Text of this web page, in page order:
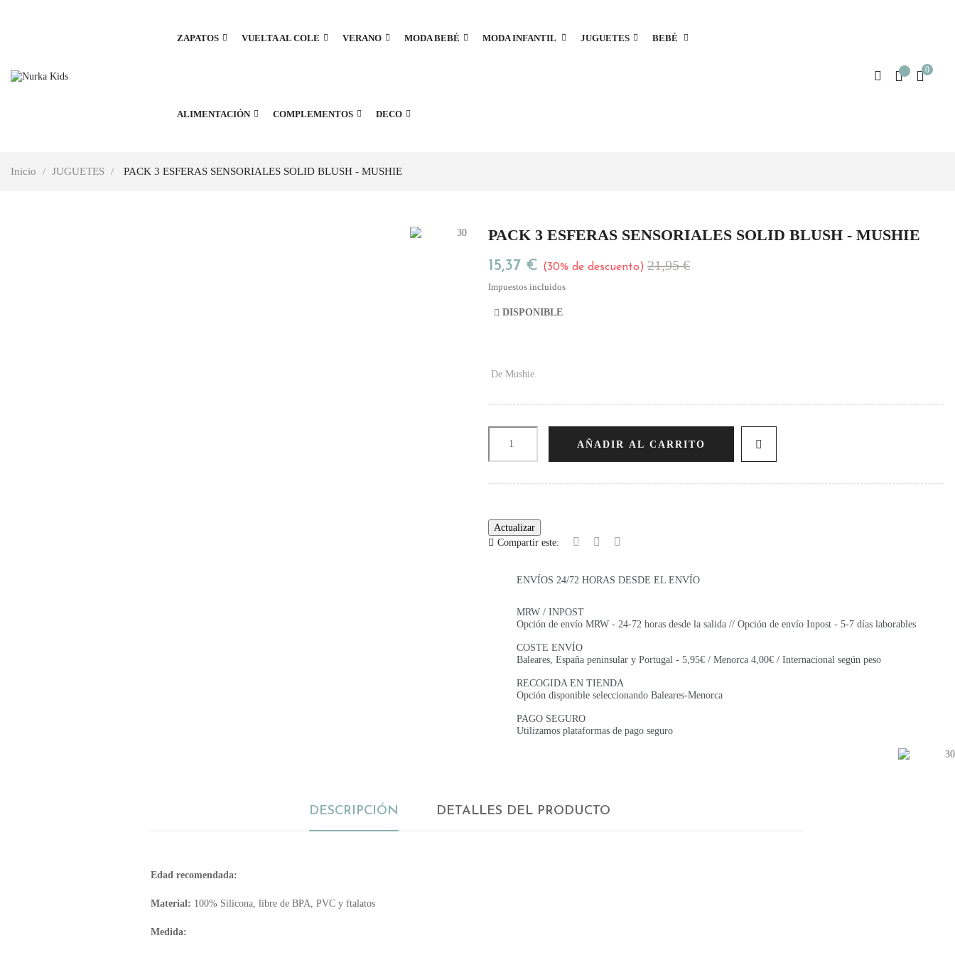
ZAPATOS VUELTA AL COLE VERANO MODA BEBÉ MODA INFANTIL JUGUETES BEBÉ
ALIMENTACIÓN COMPLEMENTOS DECO
0
Inicio JUGUETES PACK 3 ESFERAS SENSORIALES SOLID BLUSH - MUSHIE
PACK 3 ESFERAS SENSORIALES SOLID BLUSH - MUSHIE
15,37 € 30% de descuento 21,95 €
Impuestos incluidos
 DISPONIBLE
De Mushie.
AÑADIR AL CARRITO
Compartir este:
ENVÍOS 24/72 HORAS DESDE EL ENVÍO
MRW / INPOST
Opción de envío MRW - 24-72 horas desde la salida // Opción de envío Inpost - 5-7 días laborables
COSTE ENVÍO
Baleares, España peninsular y Portugal - 5,95€ / Menorca 4,00€ / Internacional según peso
RECOGIDA EN TIENDA
Opción disponible seleccionando Baleares-Menorca
PAGO SEGURO
Utilizamos plataformas de pago seguro
DESCRIPCIÓN DETALLES DEL PRODUCTO
Edad recomendada:
Material: 100% Silicona, libre de BPA, PVC y ftalatos
Medida: